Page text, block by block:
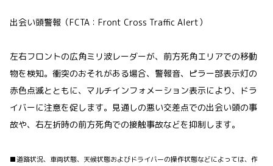
出会い頭警報（FCTA：Front Cross Traffic Alert）
左右フロントの広角ミリ波レーダーが、前方死角エリアでの移動
物を検知。衝突のおそれがある場合、警報音、ピラー部表示灯の
赤色点滅とともに、マルチインフォメーション表示により、ドラ
イバーに注意を促します。見通しの悪い交差点での出会い頭の事
故や、右左折時の前方死角での接触事故などを抑制します。
■道路状況、車両状態、天候状態およびドライバーの操作状態などによっては、作